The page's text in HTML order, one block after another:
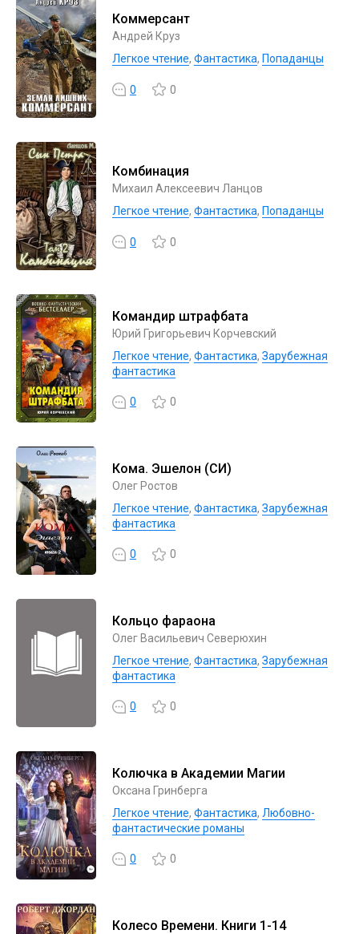
Коммерсант
Андрей Круз
Легкое чтение, Фантастика, Попаданцы
0 0
Комбинация
Михаил Алексеевич Ланцов
Легкое чтение, Фантастика, Попаданцы
0 0
Командир штрафбата
Юрий Григорьевич Корчевский
Легкое чтение, Фантастика, Зарубежная
фантастика
0 0
Кома. Эшелон (СИ)
Олег Ростов
Легкое чтение, Фантастика, Зарубежная
фантастика
0 0
Кольцо фараона
Олег Васильевич Северюхин
Легкое чтение, Фантастика, Зарубежная
фантастика
0 0
Колючка в Академии Магии
Оксана Гринберга
Легкое чтение, Фантастика, Любовно-
фантастические романы
0 0
Колесо Времени. Книги 1-14